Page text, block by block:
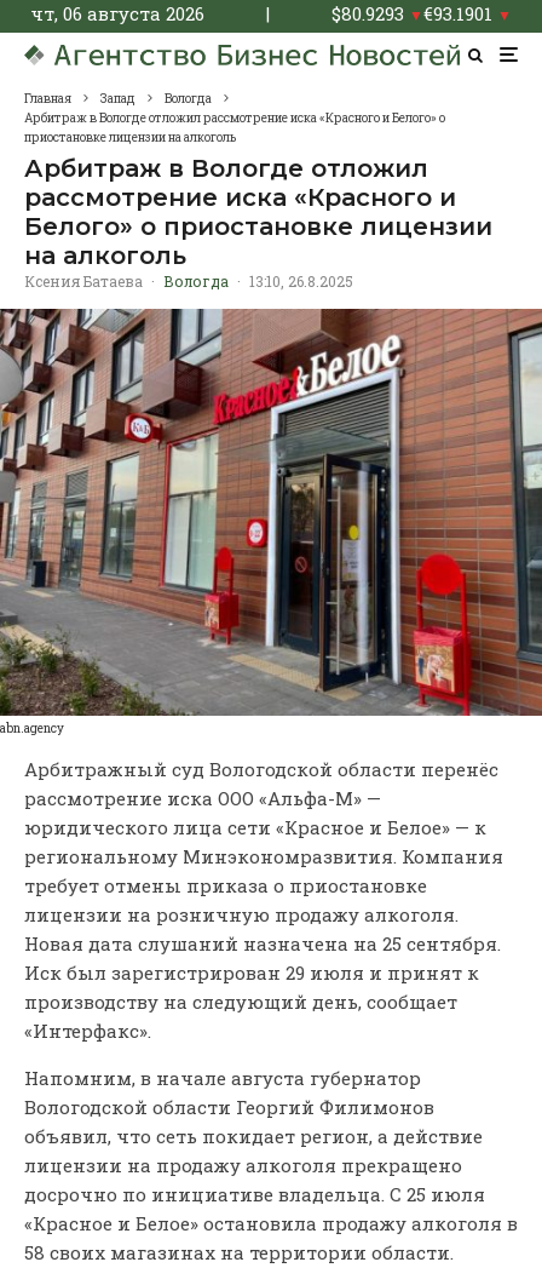
чт, 06 августа 2026 | $80.9293 ▼€93.1901 ▼
Главная Запад
Вологда
Арбитраж в Вологде отложил рассмотрение иска «Красного и Белого» о
приостановке лицензии на алкоголь
Арбитраж в Вологде отложил
рассмотрение иска «Красного и
Белого» о приостановке лицензии
на алкоголь
Ксения Батаева · Вологда · 13:10, 26.8.2025
abn.agency
Арбитражный суд Вологодской области перенёс
рассмотрение иска ООО «Альфа-М» —
юридического лица сети «Красное и Белое» — к
региональному Минэкономразвития. Компания
требует отмены приказа о приостановке
лицензии на розничную продажу алкоголя.
Новая дата слушаний назначена на 25 сентября.
Иск был зарегистрирован 29 июля и принят к
производству на следующий день, сообщает
«Интерфакс».
Напомним, в начале августа губернатор
Вологодской области Георгий Филимонов
объявил, что сеть покидает регион, а действие
лицензии на продажу алкоголя прекращено
досрочно по инициативе владельца. С 25 июля
«Красное и Белое» остановила продажу алкоголя в
58 своих магазинах на территории области.